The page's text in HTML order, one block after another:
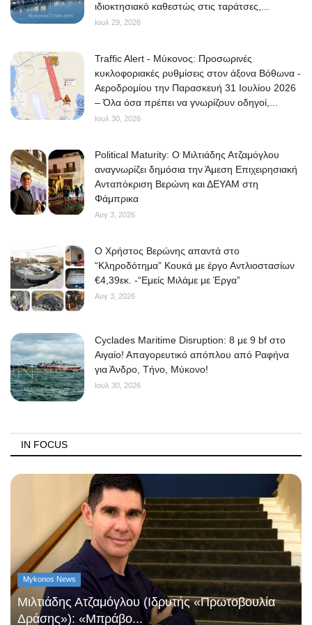
ιδιοκτησιακό καθεστώς στις ταράτσες,...
Ιουλ 29, 2026
Traffic Alert - Μύκονος: Προσωρινές
κυκλοφοριακές ρυθμίσεις στον άξονα Βόθωνα -
Αεροδρομίου την Παρασκευή 31 Ιουλίου 2026
– Όλα όσα πρέπει να γνωρίζουν οδηγοί,...
Ιουλ 30, 2026
Political Maturity: Ο Μιλτιάδης Ατζαμόγλου
αναγνωρίζει δημόσια την Άμεση Επιχειρησιακή
Ανταπόκριση Βερώνη και ΔΕΥΑΜ στη
Φάμπρικα
Αυγ 3, 2026
O Χρήστος Βερώνης απαντά στο
“Κληροδότημα” Κουκά με έργο Αντλιοστασίων
€4,39εκ. -“Εμείς Μιλάμε με Έργα”
Αυγ 3, 2026
Cyclades Maritime Disruption: 8 με 9 bf στο
Αιγαίο! Απαγορευτικό απόπλου από Ραφήνα
για Άνδρο, Τήνο, Μύκονο!
Ιουλ 30, 2026
IN FOCUS
Mykonos News
Μιλτιάδης Ατζαμόγλου (Ιδρυτής «Πρωτοβουλία
Δράσης»): «Μπράβο...